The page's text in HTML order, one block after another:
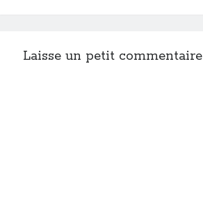
Laisse un petit commentaire